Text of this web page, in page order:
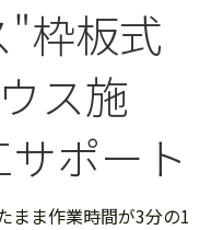
"枠板式
ス施
ポート
まま作業時間が3分の1